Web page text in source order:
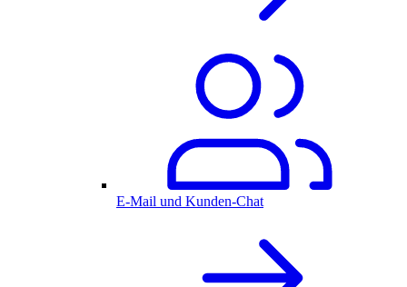
E-Mail und Kunden-Chat